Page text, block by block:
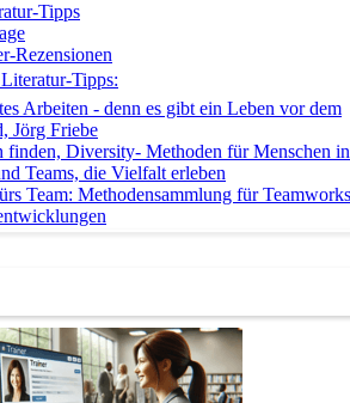
Tipps
Rezensionen
Literatur-Tipps:
Arbeiten - denn es gibt ein Leben vor dem
Jörg Friebe
finden, Diversity- Methoden für Menschen in
Teams, die Vielfalt erleben
Team: Methodensammlung für